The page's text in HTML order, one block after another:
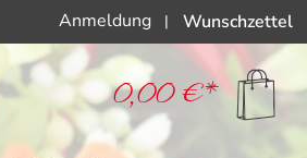
Anmeldung | Wunschzettel
0,00 €*